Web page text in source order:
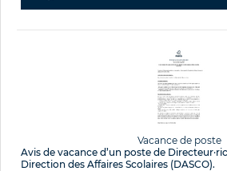
Vacance de poste
Avis de vacance d’un poste de
Direction des Affaires Scolaires (DASCO).